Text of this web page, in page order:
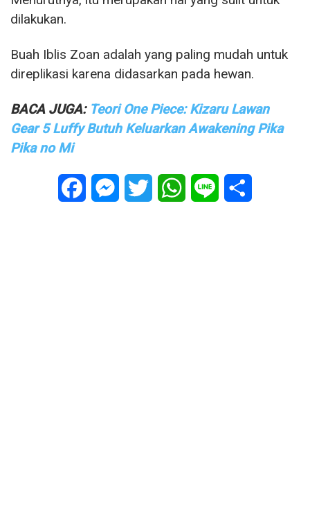
dilakukan.
Buah Iblis Zoan adalah yang paling mudah untuk
direplikasi karena didasarkan pada hewan.
BACA JUGA: Teori One Piece: Kizaru Lawan
Gear 5 Luffy Butuh Keluarkan Awakening Pika
Pika no Mi
FacebookMessenger
Twitter WhatsApp
Line